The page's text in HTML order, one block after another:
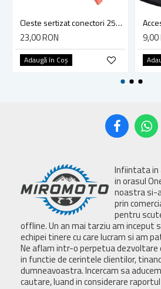
Cleste sertizat conectori 250 mm lama 4mm Yato YT-2254
23,00 RON
Adaugă în Coş
9,00
Infiintata in
in orasul
noastra si-
prin
pentru
offline. Un an mai tarziu am inceput
echipei tinere cu care lucram si am
Ne aflam intr-o perpetua dezvoltare
in functie de cerintele clientilor,
dumneavoastra. Incercam sa
cautare, luand in considerare